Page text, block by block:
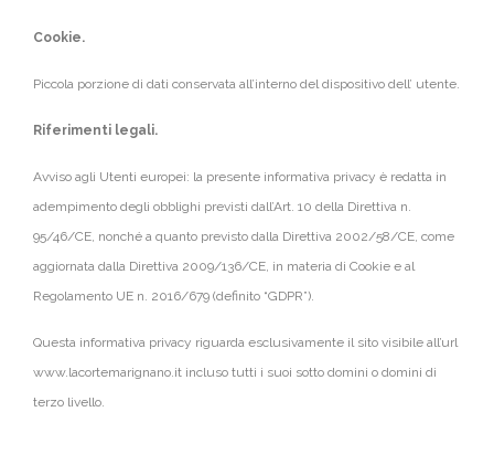
Cookie.
Piccola porzione di dati conservata all’interno del dispositivo dell’ utente.
Riferimenti legali.
Avviso agli Utenti europei: la presente informativa privacy è redatta in
adempimento degli obblighi previsti dall’Art. 10 della Direttiva n.
95/46/CE, nonché a quanto previsto dalla Direttiva 2002/58/CE, come
aggiornata dalla Direttiva 2009/136/CE, in materia di Cookie e al
Regolamento UE n. 2016/679 (definito “GDPR”).
Questa informativa privacy riguarda esclusivamente il sito visibile all’url
www.lacortemarignano.it incluso tutti i suoi sotto domini o domini di
terzo livello.